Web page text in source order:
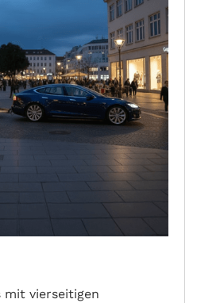
mit vierseitigen